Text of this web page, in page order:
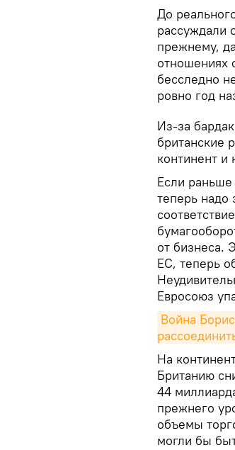
До
рассуждали
прежнему,
отношениях
бесследно
ровно год
Из-за
британские
континент и
Если
теперь надо
от бизнеса.
ЕС, теперь
Евросоюз
Война
На
Британию
44
прежнего
объемы
могли бы